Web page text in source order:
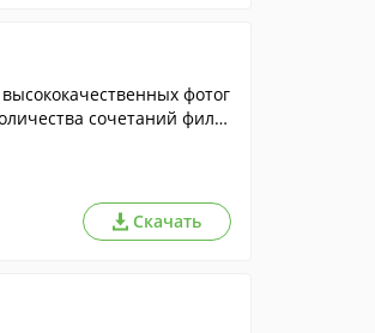
фотог
сочетаний филь
Скачать